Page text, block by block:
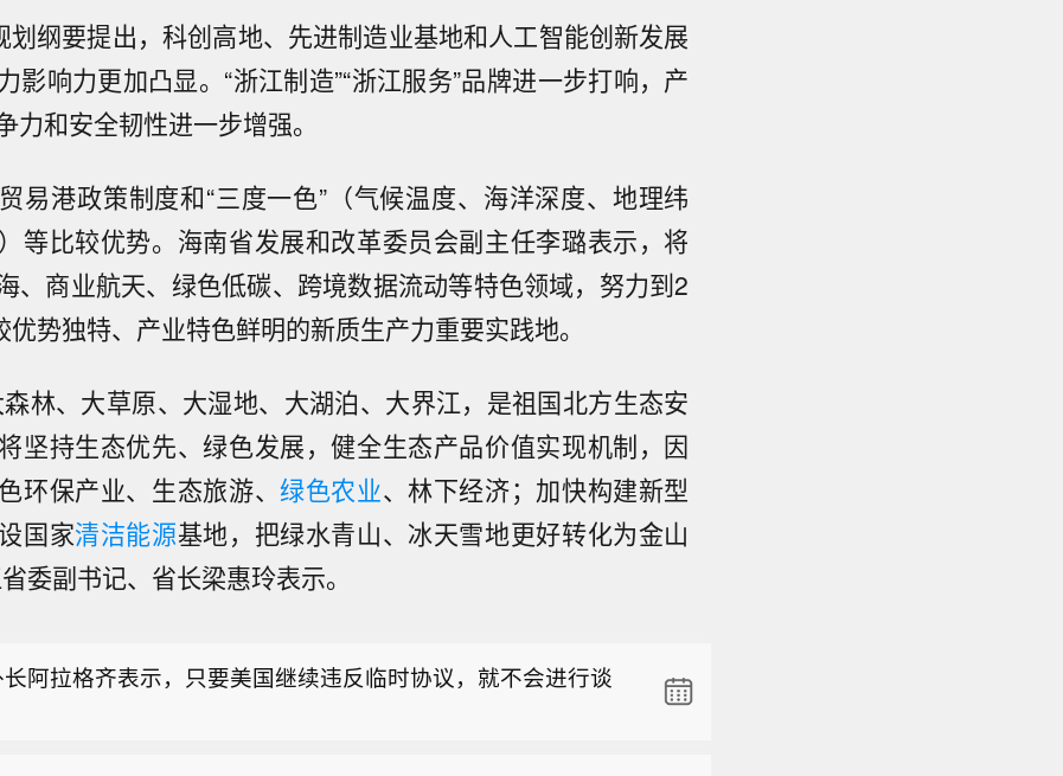
划纲要提出，科创高地、先进制造业基地和人工智能创新发展
影响力更加凸显。“浙江制造”“浙江服务”品牌进一步打响，产
力和安全韧性进一步增强。
易港政策制度和“三度一色”（气候温度、海洋深度、地理纬
等比较优势。海南省发展和改革委员会副主任李璐表示，将
、商业航天、绿色低碳、跨境数据流动等特色领域，努力到2
势独特、产业特色鲜明的新质生产力重要实践地。
森林、大草原、大湿地、大湖泊、大界江，是祖国北方生态安
坚持生态优先、绿色发展，健全生态产品价值实现机制，因
环保产业、生态旅游、绿色农业、林下经济；加快构建新型
国家清洁能源基地，把绿水青山、冰天雪地更好转化为金山
委副书记、省长梁惠玲表示。
：伊朗外长阿拉格齐表示，伊美之间没有谈判，仅通过中间
息。
列颠哥伦比亚省省长戴维·伊比在新闻发布会上表示，目前状
险，火势蔓延迅速且随时发生变化。政府当前核心工作是保
阿拉格齐表示，只要美国继续违反临时协议，就不会进行谈